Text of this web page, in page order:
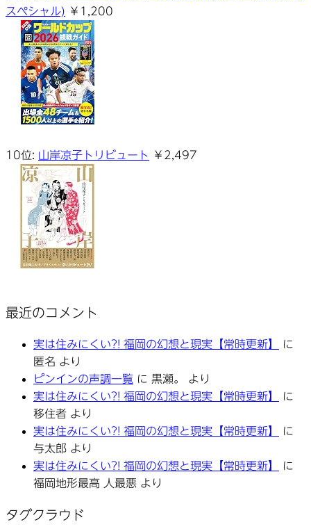
スペシャル) ￥1,200
10位: 山岸凉子トリビュート ￥2,497
最近のコメント
実は住みにくい?! 福岡の幻想と現実【常時更新】
に
匿名 より
ピンインの声調一覧 に 黒瀬。
より
実は住みにくい?! 福岡の幻想と現実【常時更新】
に
移住者 より
実は住みにくい?! 福岡の幻想と現実【常時更新】
に
与太郎 より
実は住みにくい?! 福岡の幻想と現実【常時更新】
に
福岡地形最高 人最悪 より
タグクラウド